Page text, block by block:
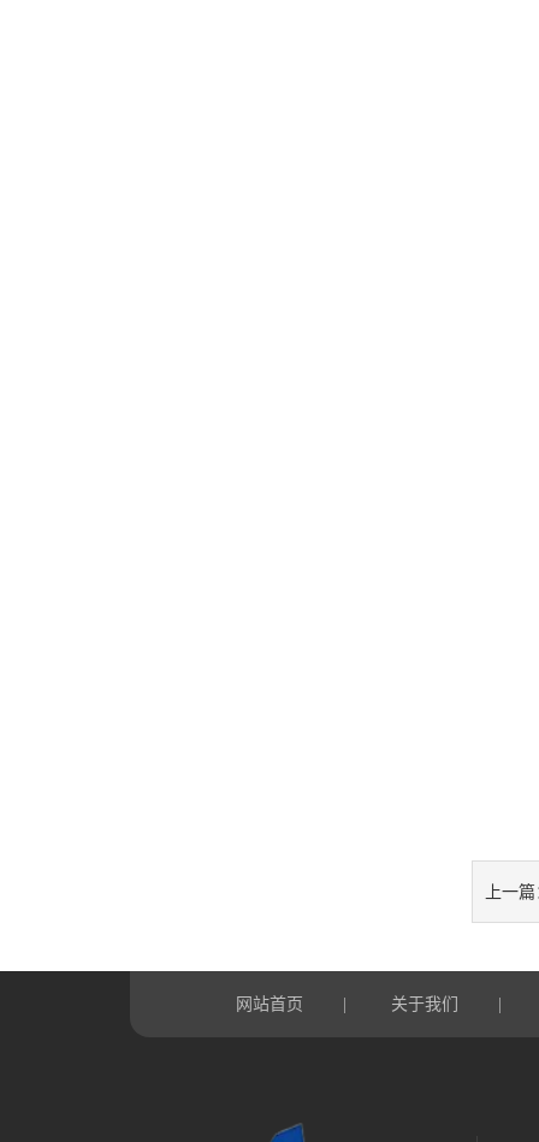
上一
网站首页 关于我们